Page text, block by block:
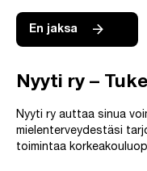
En jaksa
Nyyti ry –
Nyyti ry auttaa sinua
mielenterveydestäsi
toimintaa